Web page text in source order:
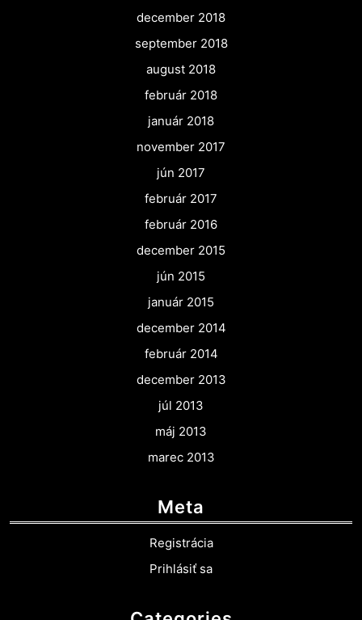
december 2018
september 2018
august 2018
február 2018
január 2018
november 2017
jún 2017
február 2017
február 2016
december 2015
jún 2015
január 2015
december 2014
február 2014
december 2013
júl 2013
máj 2013
marec 2013
Meta
Registrácia
Prihlásiť sa